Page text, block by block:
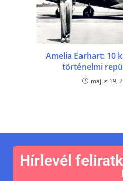
Amelia Earhart: 10
történelmi
május 19,
Hírlevél